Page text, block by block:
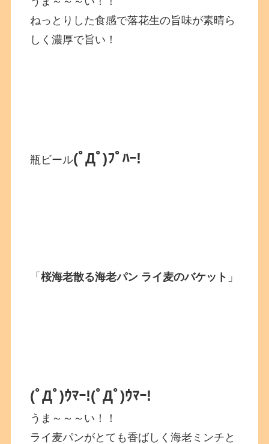
ねっとりした食感で落花生の旨味が素晴ら
しく濃厚で旨い！
瓶ビール(ﾟДﾟ)ﾌﾟﾊｰ!
「桜海老散る海老パン ライ麦のバケット 」
(ﾟДﾟ)ｳﾏｰ!(ﾟДﾟ)ｳﾏｰ!
うま～～～い！！
ライ麦パンがとても香ばしく海老ミンチと